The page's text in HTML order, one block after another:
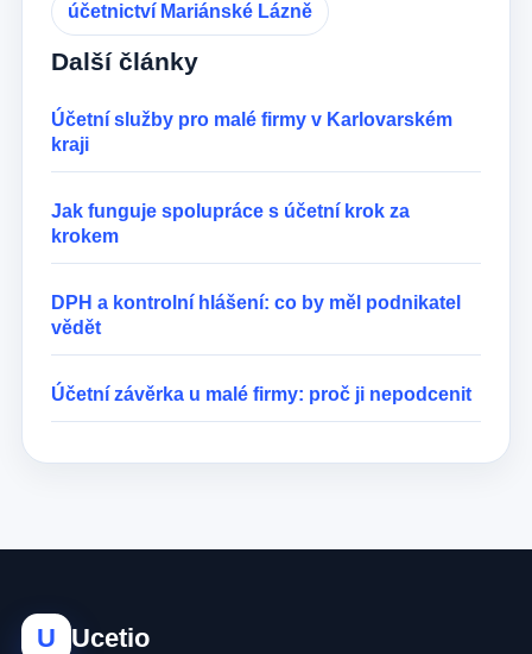
účetnictví Mariánské Lázně
Další články
Účetní služby pro malé firmy v Karlovarském
kraji
Jak funguje spolupráce s účetní krok za
krokem
DPH a kontrolní hlášení: co by měl podnikatel
vědět
Účetní závěrka u malé firmy: proč ji nepodcenit
U Ucetio